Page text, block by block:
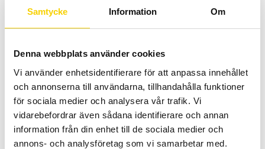
Samtycke Information Om
Denna webbplats använder cookies
Vi använder enhetsidentifierare för att anpassa innehållet
och annonserna till användarna, tillhandahålla funktioner
för sociala medier och analysera vår trafik. Vi
vidarebefordrar även sådana identifierare och annan
information från din enhet till de sociala medier och
annons- och analysföretag som vi samarbetar med.
Allt inom cykel på ett ställe
Artikelnr
M221526158185
Ram: Aluminium
Framgaffel: Dämpad gaffel, SR Suntour XCR32 Air 100mm